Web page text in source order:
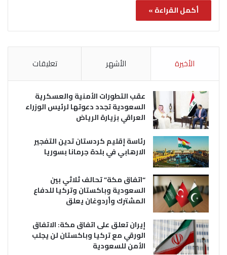
أكمل القراءة »
الأخيرة الأشهر تعليقات
عقب التطورات الأمنية والعسكرية
السعودية تجدد دعوتها لرئيس الوزراء
العراقي بزيارة الرياض
رئاسة إقليم كردستان تدين التفجير
الارهابي في بلدة جرمانا بسوريا
“اتفاق مكة” تحالف ثلاثي بين
السعودية وباكستان وتركيا للدفاع
المشترك وأردوغان يعلق
إيران تعلق على اتفاق مكة: الاتفاق
الورقي مع تركيا وباكستان لن يجلب
الأمن للسعودية